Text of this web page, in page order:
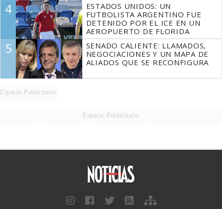
4
ESTADOS UNIDOS: UN
FUTBOLISTA ARGENTINO FUE
DETENIDO POR EL ICE EN UN
AEROPUERTO DE FLORIDA
5
SENADO CALIENTE: LLAMADOS,
NEGOCIACIONES Y UN MAPA DE
ALIADOS QUE SE RECONFIGURA
Espacio Publicitario
Espacio Publicitario